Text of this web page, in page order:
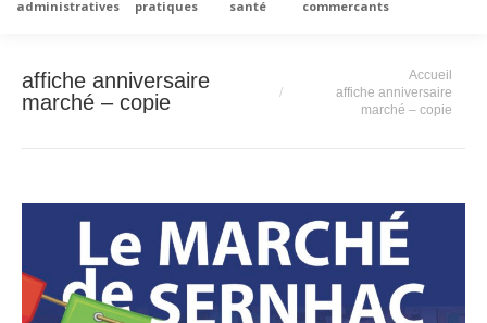
administratives
pratiques
santé
commercants
affiche anniversaire
marché – copie
Accueil
affiche anniversaire
marché – copie